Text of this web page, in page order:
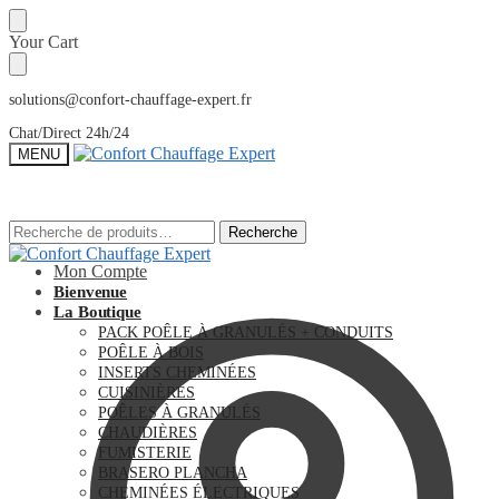
Sauter
à
la
navigation
Skip
to
content
Your Cart
solutions@confort-chauffage-expert.fr
Chat/Direct 24h/24
MENU
Recherche
pour :
Recherche
Mon Compte
Recherche
pour :
Recherche
Bienvenue
La Boutique
PACK POÊLE À GRANULÉS + CONDUITS
POÊLE À BOIS
INSERTS CHEMINÉES
CUISINIÈRES
POÊLES À GRANULÉS
CHAUDIÈRES
FUMISTERIE
BRASERO PLANCHA
CHEMINÉES ÉLECTRIQUES